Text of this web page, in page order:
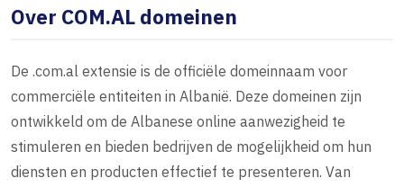
Over COM.AL domeinen
De .com.al extensie is de officiële domeinnaam voor
commerciële entiteiten in Albanië. Deze domeinen zijn
ontwikkeld om de Albanese online aanwezigheid te
stimuleren en bieden bedrijven de mogelijkheid om hun
diensten en producten effectief te presenteren. Van